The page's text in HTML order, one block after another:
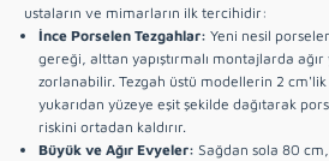
ustaların ve mimarların ilk tercihidir:
İnce Porselen Tezgahlar: Yeni nesil
gereği, alttan yapıştırmalı montajlarda ağır
zorlanabilir. Tezgah üstü modellerin 2 cm'lik
yukarıdan yüzeye eşit şekilde dağıtarak
riskini ortadan kaldırır.
Büyük ve Ağır Evyeler: Sağdan sola 80